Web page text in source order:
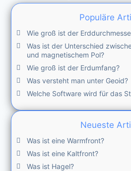
Populäre
Wie groß ist der
Was ist der Unterschied
und magnetischem Pol?
Wie groß ist der Erdumfang?
Was versteht man unter Geoid?
Welche Software wird für das
Neueste
Was ist eine Warmfront?
Was ist eine Kaltfront?
Was ist Hagel?